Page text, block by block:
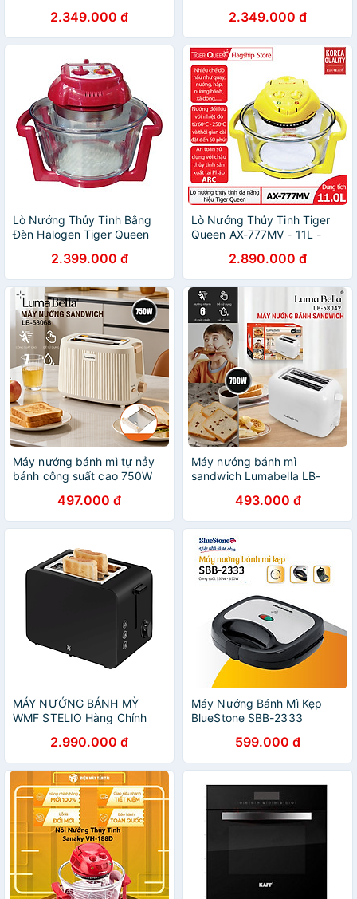
2.349.000 đ 2.349.000 đ
Lò Nướng Thủy Tinh Bằng
Đèn Halogen Tiger Queen
Chính Hãng2.399.000 đ
Lò Nướng Thủy Tinh Tiger
Queen AX-777MV - 11L -
Chính Hãng2.890.000 đ
Máy nướng bánh mì tự nảy
bánh công suất cao 750W
bánh sandwich ăn sáng tiện
dụng - DELIYA HÀNG CHÍNH
HÃNG
497.000 đ
Máy nướng bánh mì
sandwich Lumabella LB-
6 nấc nảy tự động làm bữa
sáng tiện lợi - DELIYA HÀNG
CHÍNH HÃNG
493.000 đ
MÁY NƯỚNG BÁNH MỲ
WMF STELIO Hàng Chính
2.990.000 đ
Máy Nướng Bánh Mì Kẹp
BlueStone SBB-2333
599.000 đ